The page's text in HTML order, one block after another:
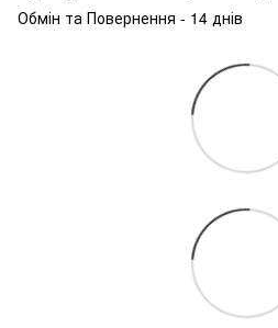
Обмін та Повернення - 14 днів